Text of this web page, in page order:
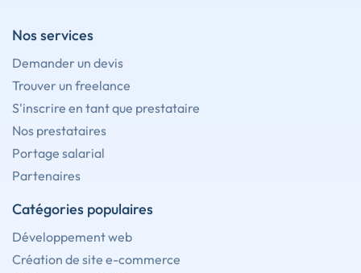
Nos services
Demander un devis
Trouver un freelance
S'inscrire en tant que prestataire
Nos prestataires
Portage salarial
Partenaires
Catégories populaires
Développement web
Création de site e-commerce